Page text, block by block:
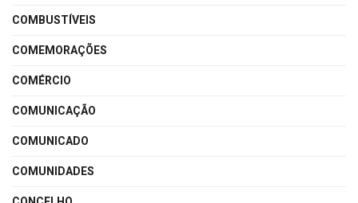
COMBUSTÍVEIS
COMEMORAÇÕES
COMÉRCIO
COMUNICAÇÃO
COMUNICADO
COMUNIDADES